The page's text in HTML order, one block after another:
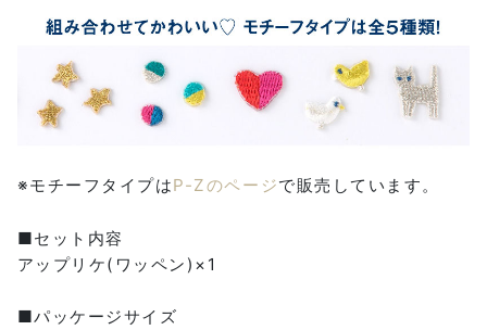
※モチーフタイプはP-Zのページで販売しています。
■セット内容
アップリケ(ワッペン)×1
■パッケージサイズ